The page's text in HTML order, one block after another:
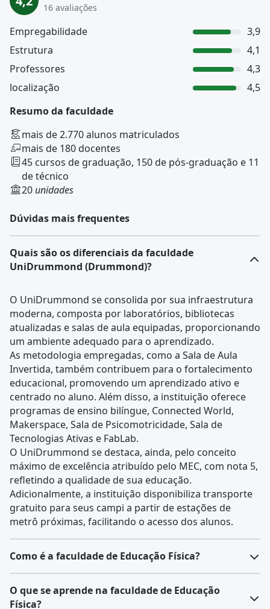
16 avaliações
Empregabilidade
3,9
Estrutura
4,1
Professores
4,3
localização
4,5
Resumo da faculdade
mais de 2.770 alunos matriculados
mais de 180 docentes
45 cursos de graduação, 150 de pós-graduação e 11
de técnico
20 unidades
Dúvidas mais frequentes
Quais são os diferenciais da faculdade
UniDrummond (Drummond)?
O UniDrummond se consolida por sua infraestrutura
moderna, composta por laboratórios, bibliotecas
atualizadas e salas de aula equipadas, proporcionando
um ambiente adequado para o aprendizado.
As metodologia empregadas, como a Sala de Aula
Invertida, também contribuem para o fortalecimento
educacional, promovendo um aprendizado ativo e
centrado no aluno. Além disso, a instituição oferece
programas de ensino bilíngue, Connected World,
Makerspace, Sala de Psicomotricidade, Sala de
Tecnologias Ativas e FabLab.
O UniDrummond se destaca, ainda, pelo conceito
máximo de excelência atribuído pelo MEC, com nota 5,
refletindo a qualidade de sua educação.
Adicionalmente, a instituição disponibiliza transporte
gratuito para seus campi a partir de estações de
metrô próximas, facilitando o acesso dos alunos.
Como é a faculdade de Educação Física?
Principais características do curso de Educação Física:
Duração média: 4 anos (bacharelado ou licenciatura).
O que se aprende na faculdade de Educação
Física?